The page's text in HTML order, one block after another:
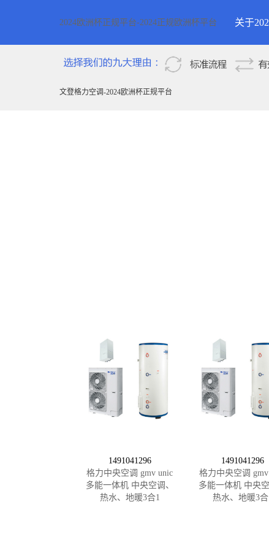
2024欧洲杯正规平台-2024正规欧洲杯平台 关于
2024欧
文登格力空调-2024欧洲杯正规平台
1491041296
格力中央空调 gmv unic
多能一体机 中央空调、
热水、地暖3合1
1491041296
格力中央空调
多能一体机 中央空
热水、地暖3合